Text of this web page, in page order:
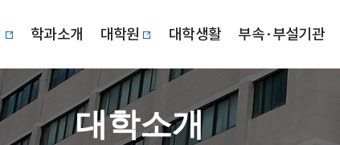
학과소개 대학원 대학생활 부속·부설기관
대학소개